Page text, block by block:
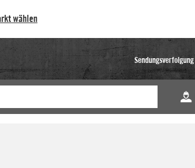
wählen
Sendungsverfolgung